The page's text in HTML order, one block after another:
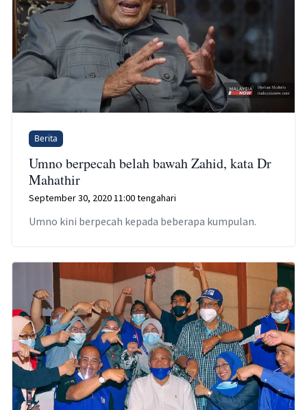
Berita
Umno berpecah belah bawah Zahid, kata Dr
Mahathir
September 30, 2020 11:00 tengahari
Umno kini berpecah kepada beberapa kumpulan.